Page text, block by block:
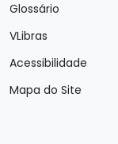
Glossário
VLibras
Acessibilidade
Mapa do Site